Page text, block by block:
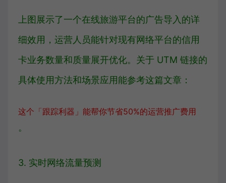
上图展示了一个在线旅游平台的广告导入的详
细效用，运营人员能针对现有网络平台的信用
卡业务数量和质量展开优化。关于 UTM 链接的
具体使用方法和场景应用能参考这篇文章：
这个「跟踪利器」能帮你节省50%的运营推广费用
。
3. 实时网络流量预测